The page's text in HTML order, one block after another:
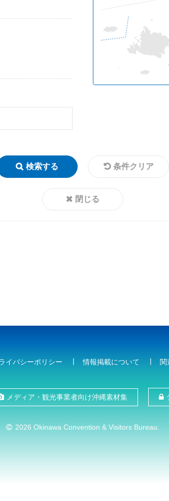
検索する 条件クリア
閉じる
イバシーポリシー 情報掲載について 関
メディア・観光事業者向け沖縄素材集
2026 Okinawa Convention & Visitors Bureau.